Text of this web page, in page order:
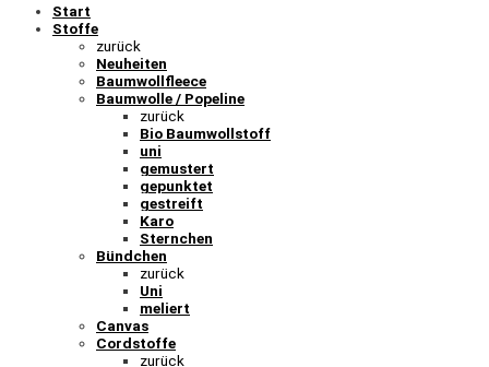
Start
Stoffe
zurück
Neuheiten
Baumwollfleece
Baumwolle / Popeline
zurück
Bio Baumwollstoff
uni
gemustert
gepunktet
gestreift
Karo
Sternchen
Bündchen
zurück
Uni
meliert
Canvas
Cordstoffe
zurück